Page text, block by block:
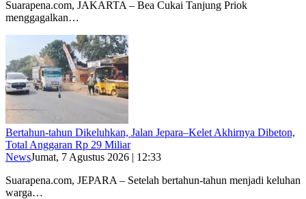
Suarapena.com, JAKARTA – Bea Cukai Tanjung Priok
menggagalkan…
Bertahun-tahun Dikeluhkan, Jalan Jepara–Kelet Akhirnya Dibeton,
Total Anggaran Rp 29 Miliar
NewsJumat, 7 Agustus 2026 | 12:33
Suarapena.com, JEPARA – Setelah bertahun-tahun menjadi keluhan
warga…